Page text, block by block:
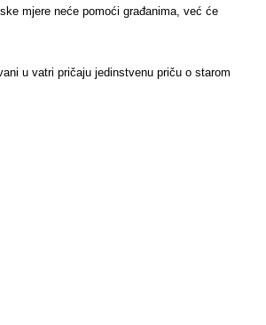
mjere neće pomoći građanima, već će
u vatri pričaju jedinstvenu priču o starom